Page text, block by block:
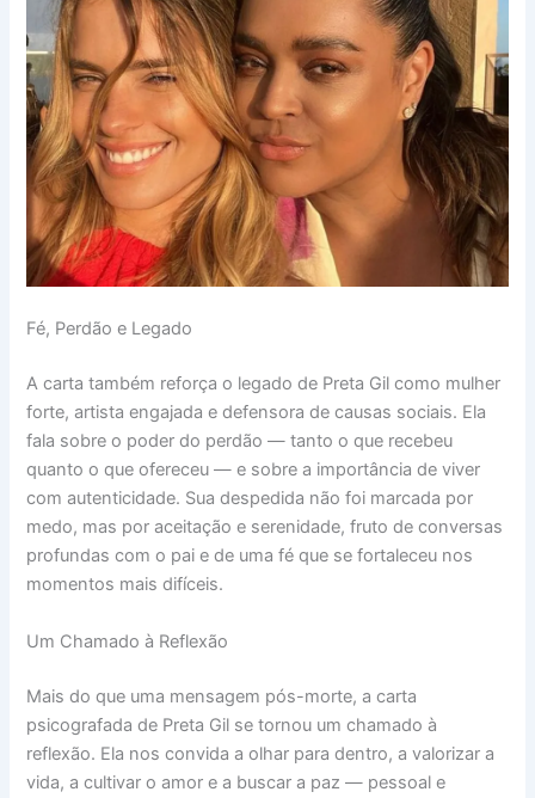
Fé, Perdão e Legado
A carta também reforça o legado de Preta Gil como mulher
forte, artista engajada e defensora de causas sociais. Ela
fala sobre o poder do perdão — tanto o que recebeu
quanto o que ofereceu — e sobre a importância de viver
com autenticidade. Sua despedida não foi marcada por
medo, mas por aceitação e serenidade, fruto de conversas
profundas com o pai e de uma fé que se fortaleceu nos
momentos mais difíceis.
Um Chamado à Reflexão
Mais do que uma mensagem pós-morte, a carta
psicografada de Preta Gil se tornou um chamado à
reflexão. Ela nos convida a olhar para dentro, a valorizar a
vida, a cultivar o amor e a buscar a paz — pessoal e